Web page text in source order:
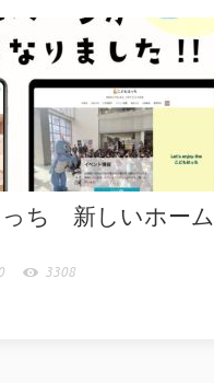
っち 新しいホーム
3308